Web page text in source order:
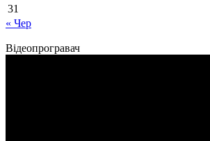
31
« Чер
Відеопрогравач